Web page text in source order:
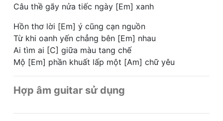
Câu thề gãy nửa tiếc ngày [Em] xanh
Hồn thơ lời [Em] ý cũng cạn nguồn
Từ khi oanh yến chẳng bên [Em] nhau
Ai tìm ai [C] giữa màu tang chế
Mộ [Em] phần khuất lấp một [Am] chữ yêu
Hợp âm guitar sử dụng